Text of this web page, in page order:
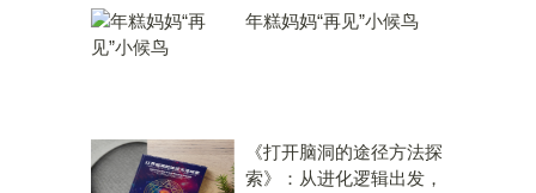
年糕妈妈“再见”小候鸟
《打开脑洞的途径方法探
索》：从进化逻辑出发，